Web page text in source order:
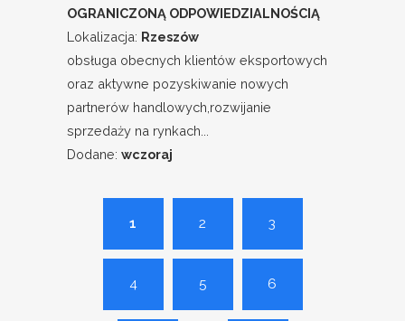
OGRANICZONĄ ODPOWIEDZIALNOŚCIĄ
Lokalizacja: Rzeszów
obsługa obecnych klientów eksportowych
oraz aktywne pozyskiwanie nowych
partnerów handlowych,rozwijanie
sprzedaży na rynkach...
Dodane: wczoraj
1 2 3
4 5 6